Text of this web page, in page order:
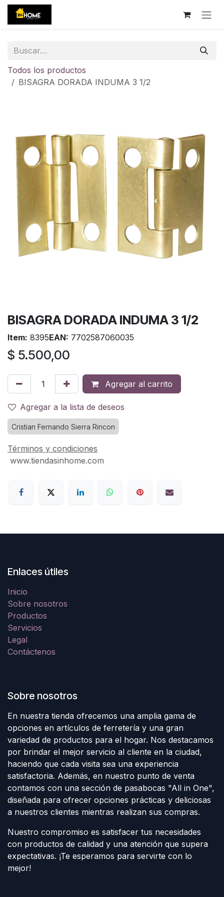
Ir al contenido
Todos los productos
BISAGRA DORADA INDUMA 3 1/2
BISAGRA DORADA INDUMA 3 1/2
Item: 8395EAN: 7702587060035
$ 5.500,00
Agregar al carrito
Agregar a la lista de deseos
Cristian Fernando Sierra Rincon
Términos y condiciones
www.tiendasinhome.com
Enlaces útiles
Inicio
Sobre nosotros
Productos
Servicios
Legal
Contáctenos
Sobre nosotros
En nuestra tienda ofrecemos una amplia gama de
opciones en artículos de ferretería y una gran
variedad de productos para el hogar. Nos destacamos
por brindar el mejor servicio al cliente en la ciudad,
haciendo que cada visita sea una experiencia
satisfactoria. Además, en nuestro punto de venta
contamos con una sección de pasabocas "All in One",
diseñada para ofrecer opciones prácticas y deliciosas
a nuestros clientes mientras realizan sus compras.
Nuestro compromiso es satisfacer tus necesidades
con productos de calidad y una atención que supera
expectativas. ¡Te esperamos para servirte con lo
mejor!